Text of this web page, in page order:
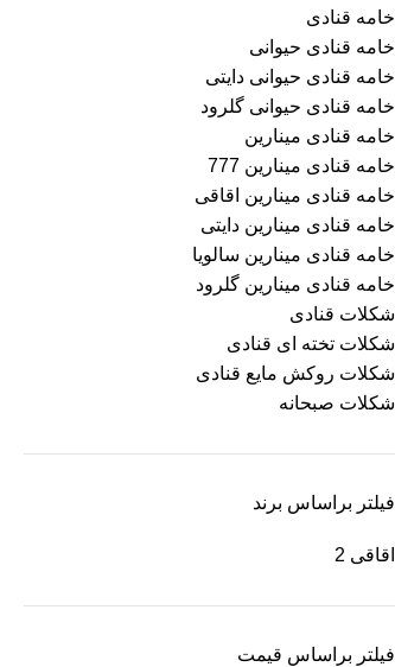
خامه قنادی
خامه قنادی حیوانی
خامه قنادی حیوانی دایتی
خامه قنادی حیوانی گلرود
خامه قنادی مینارین
خامه قنادی مینارین 777
خامه قنادی مینارین اقاقی
خامه قنادی مینارین دایتی
خامه قنادی مینارین سالویا
خامه قنادی مینارین گلرود
شکلات قنادی
شکلات تخته ای قنادی
شکلات روکش مایع قنادی
شکلات صبحانه
فیلتر براساس برند
اقاقی 2
فیلتر براساس قیمت